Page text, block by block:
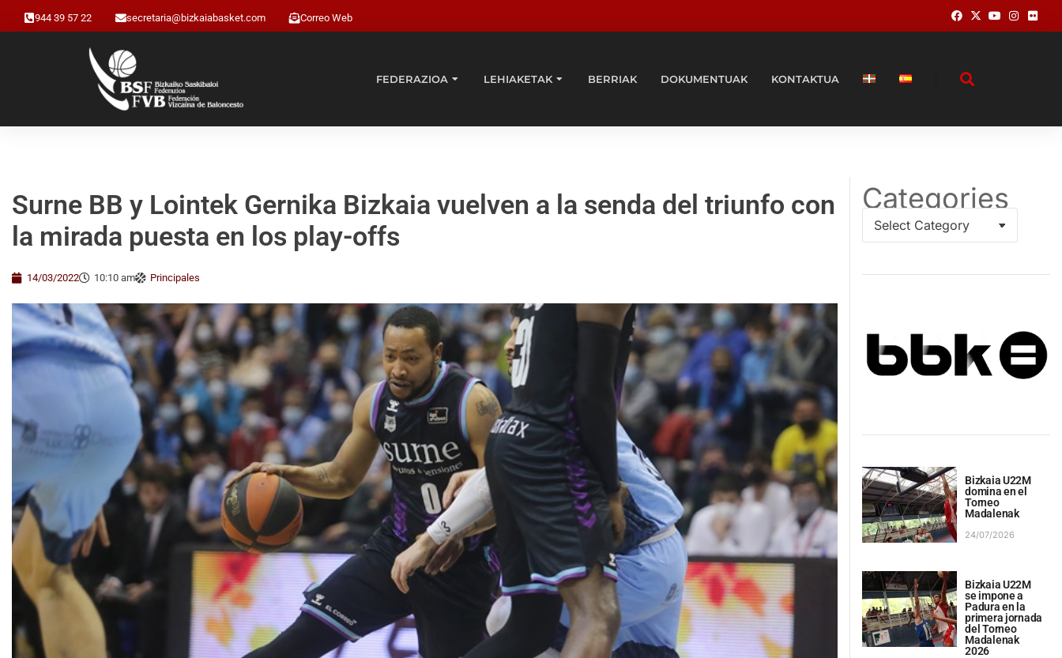
944 39 57 22 secretaria@bizkaiabasket.com Correo Web
FEDERAZIOA LEHIAKETAK BERRIAK DOKUMENTUAK KONTAKTUA
Surne BB y Lointek Gernika Bizkaia vuelven a la senda del triunfo con
la mirada puesta en los play-offs
14/03/2022 10:10 am Principales
Categories
Bizkaia U22M
domina en el
Torneo
Madalenak
24/07/2026
Bizkaia U22M
se impone a
Padura en la
primera jornada
del Torneo
Madalenak
2026